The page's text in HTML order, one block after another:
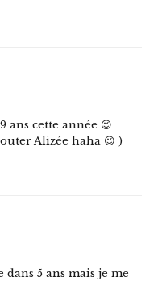
ans cette année 😉
Alizée haha 😉 )
5 ans mais je me